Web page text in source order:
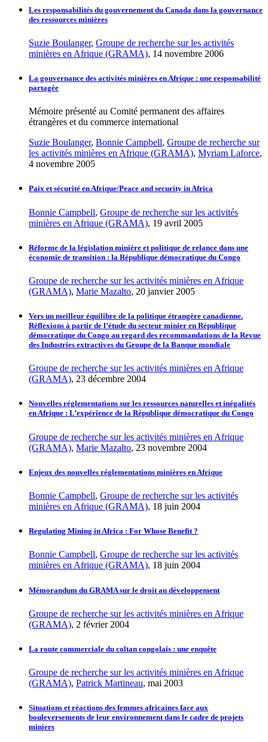
Les responsabilités du gouvernement du Canada dans la gouvernance
des ressources minières
Suzie Boulanger, Groupe de recherche sur les activités
minières en Afrique (GRAMA), 14 novembre 2006
La gouvernance des activités minières en Afrique : une responsabilité
partagée
Mémoire présenté au Comité permanent des affaires
étrangères et du commerce international
Suzie Boulanger, Bonnie Campbell, Groupe de recherche sur
les activités minières en Afrique (GRAMA), Myriam Laforce,
4 novembre 2005
Paix et sécurité en Afrique/Peace and security in Africa
Bonnie Campbell, Groupe de recherche sur les activités
minières en Afrique (GRAMA), 19 avril 2005
Réforme de la législation minière et politique de relance dans une
économie de transition : la République démocratique du Congo
Groupe de recherche sur les activités minières en Afrique
(GRAMA), Marie Mazalto, 20 janvier 2005
Vers un meilleur équilibre de la politique étrangère canadienne.
Réflexions à partir de l’étude du secteur minier en République
démocratique du Congo au regard des recommandations de la Revue
des Industries extractives du Groupe de la Banque mondiale
Groupe de recherche sur les activités minières en Afrique
(GRAMA), 23 décembre 2004
Nouvelles réglementations sur les ressources naturelles et inégalités
en Afrique : L’expérience de la République démocratique du Congo
Groupe de recherche sur les activités minières en Afrique
(GRAMA), Marie Mazalto, 23 novembre 2004
Enjeux des nouvelles réglementations minières en Afrique
Bonnie Campbell, Groupe de recherche sur les activités
minières en Afrique (GRAMA), 18 juin 2004
Regulating Mining in Africa : For Whose Benefit ?
Bonnie Campbell, Groupe de recherche sur les activités
minières en Afrique (GRAMA), 18 juin 2004
Mémorandum du GRAMA sur le droit au développement
Groupe de recherche sur les activités minières en Afrique
(GRAMA), 2 février 2004
La route commerciale du coltan congolais : une enquête
Groupe de recherche sur les activités minières en Afrique
(GRAMA), Patrick Martineau, mai 2003
Situations et réactions des femmes africaines face aux
bouleversements de leur environnement dans le cadre de projets
miniers